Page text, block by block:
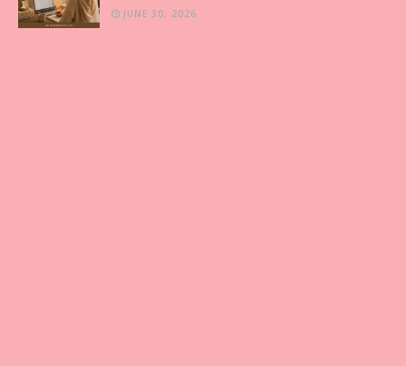
JUNE 30, 2026